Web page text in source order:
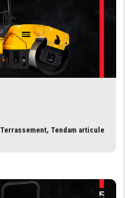
Tendam articule